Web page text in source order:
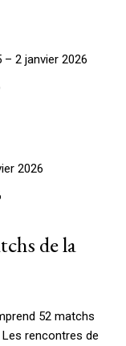
2 janvier 2026
2026
de la
52 matchs
rencontres de